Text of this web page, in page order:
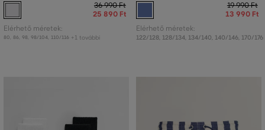
36 990 Ft
25 890 Ft
Elérhető méretek:
80 86 98 98/104 110/116 +1 további
19 990 Ft
13 990 Ft
Elérhető méretek:
122/128, 128/134 134/140 140/146, 170/176